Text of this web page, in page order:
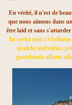
En vérité, il n'est de
que nous aimons dans
être laid et sans
In verità non c'è
qualche individuo,
guardando affatto